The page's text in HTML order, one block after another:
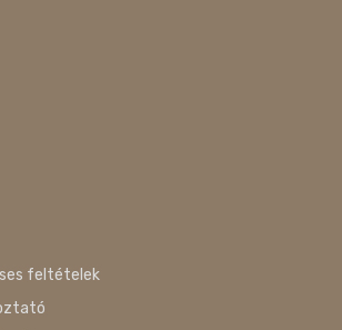
feltételek